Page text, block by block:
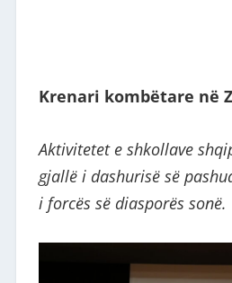
Krenari kombëtare në
Aktivitetet e shkollave
gjallë i dashurisë së
i forcës së diasporës sonë.